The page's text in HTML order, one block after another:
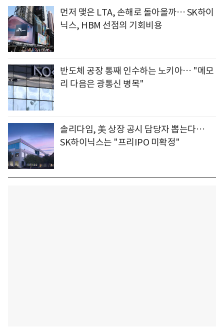
먼저 맺은 LTA, 손해로 돌아올까… SK하이
닉스, HBM 선점의 기회비용
반도체 공장 통째 인수하는 노키아… "메모
리 다음은 광통신 병목"
솔리다임, 美 상장 공시 담당자 뽑는다…
SK하이닉스는 "프리IPO 미확정"